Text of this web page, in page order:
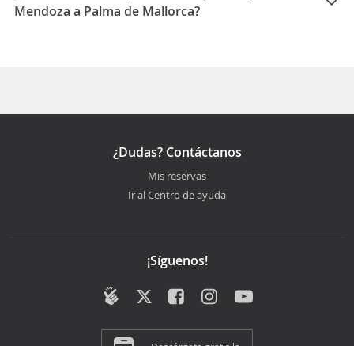
Mendoza a Palma de Mallorca?
¿Dudas? Contáctanos
Mis reservas
Ir al Centro de ayuda
¡Síguenos!